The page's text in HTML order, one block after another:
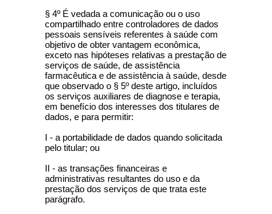
§ 4º É vedada a comunicação ou o uso
compartilhado entre controladores de dados
pessoais sensíveis referentes à saúde com
objetivo de obter vantagem econômica,
exceto nas hipóteses relativas a prestação de
serviços de saúde, de assistência
farmacêutica e de assistência à saúde, desde
que observado o § 5º deste artigo, incluídos
os serviços auxiliares de diagnose e terapia,
em benefício dos interesses dos titulares de
dados, e para permitir:
I - a portabilidade de dados quando solicitada
pelo titular; ou
II - as transações financeiras e
administrativas resultantes do uso e da
prestação dos serviços de que trata este
parágrafo.